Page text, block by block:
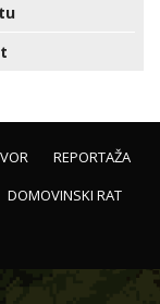
REPORTAŽA
DOMOVINSKI RAT